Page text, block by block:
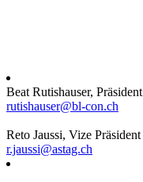
Beat Rutishauser, Präsident
rutishauser@bl-con.ch
Reto Jaussi, Vize Präsident
r.jaussi@astag.ch